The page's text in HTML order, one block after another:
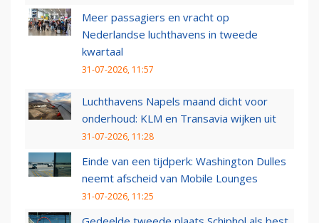
Meer passagiers en vracht op
Nederlandse luchthavens in tweede
kwartaal
31-07-2026, 11:57
Luchthavens Napels maand dicht voor
onderhoud: KLM en Transavia wijken uit
31-07-2026, 11:28
Einde van een tijdperk: Washington Dulles
neemt afscheid van Mobile Lounges
31-07-2026, 11:25